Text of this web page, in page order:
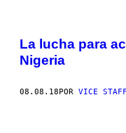
La lucha para
Nigeria
08.08.18POR VICE STAFF